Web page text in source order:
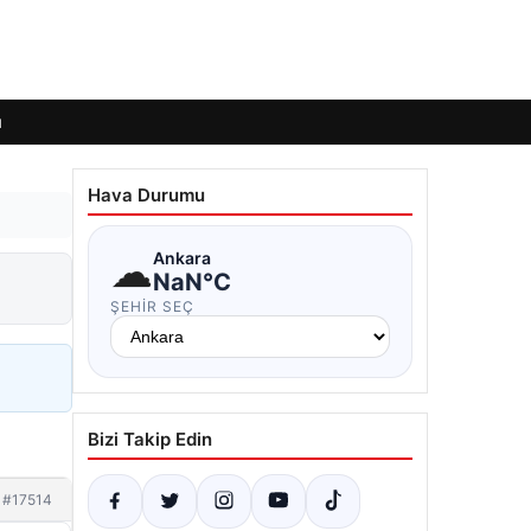
#17514
Hava Durumu
☁Ankara
NaN°C
ŞEHIR SEÇ
Bizi Takip Edin